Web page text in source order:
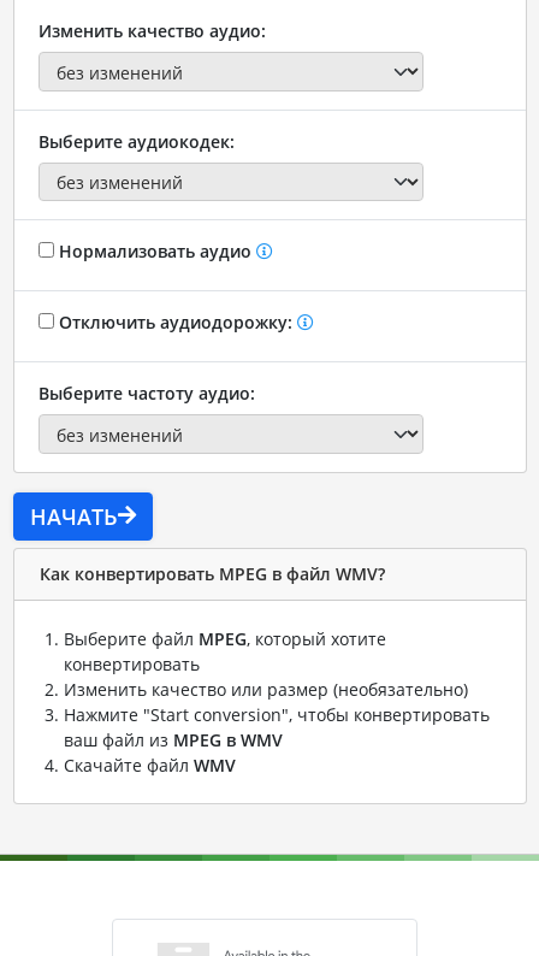
Изменить качество аудио:
Выберите аудиокодек:
Нормализовать аудио
Отключить аудиодорожку:
Выберите частоту аудио:
НАЧАТЬ
Как конвертировать MPEG в файл WMV?
Выберите файл MPEG, который хотите
конвертировать
Изменить качество или размер (необязательно)
Нажмите "Start conversion", чтобы конвертировать
ваш файл из MPEG в WMV
Скачайте файл WMV